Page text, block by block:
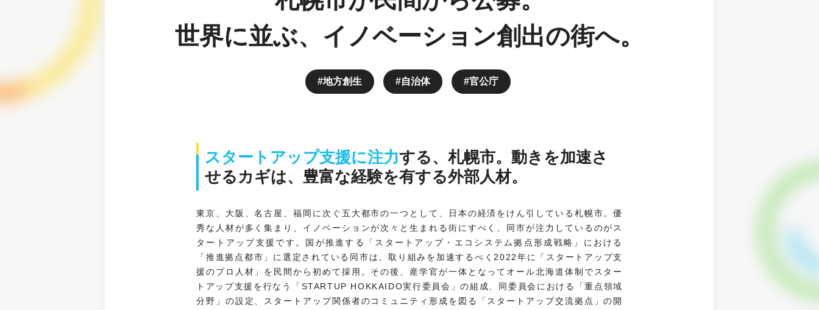
世界に並ぶ、イノベーション創出の街へ。
地方創生 自治体 官公庁
スタートアップ支援に注力する、札幌市。動きを加速さ
せるカギは、豊富な経験を有する外部人材。
東京、大阪、名古屋、福岡に次ぐ五大都市の一つとして、日本の経済をけん引している札幌市。優
秀な人材が多く集まり、イノベーションが次々と生まれる街にすべく、同市が注力しているのがス
タートアップ支援です。国が推進する「スタートアップ・エコシステム拠点形成戦略」における
「推進拠点都市」に選定されている同市は、取り組みを加速するべく2022年に「スタートアップ支
援のプロ人材」を民間から初めて採用。その後、産学官が一体となってオール北海道体制でスター
トアップ支援を行なう「STARTUP HOKKAIDO実行委員会」の組成、同委員会における「重点領域
分野」の設定、スタートアップ関係者のコミュニティ形成を図る「スタートアップ交流拠点」の開